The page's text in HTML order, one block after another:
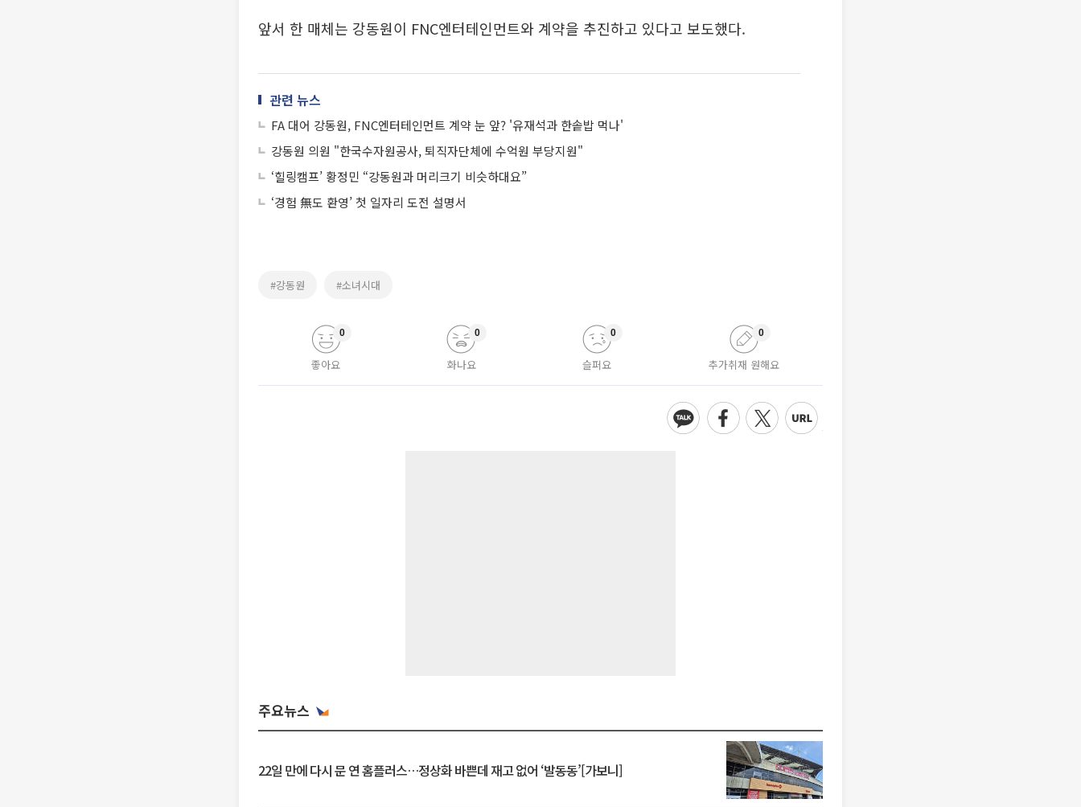
앞서 한 매체는 강동원이 FNC엔터테인먼트와 계약을 추진하고 있다고 보도했다.
관련 뉴스
FA 대어 강동원, FNC엔터테인먼트 계약 눈 앞? '유재석과 한솥밥 먹나'
강동원 의원 "한국수자원공사, 퇴직자단체에 수억원 부당지원"
‘힐링캠프’ 황정민 “강동원과 머리크기 비슷하대요”
‘경험 無도 환영’ 첫 일자리 도전 설명서
#강동원 #소녀시대
좋아요
0
화나요
0
슬퍼요
0
추가취재 원해요
0
주요뉴스
22일 만에 다시 문 연 홈플러스…정상화 바쁜데 재고 없어 ‘발동동’[가보니]